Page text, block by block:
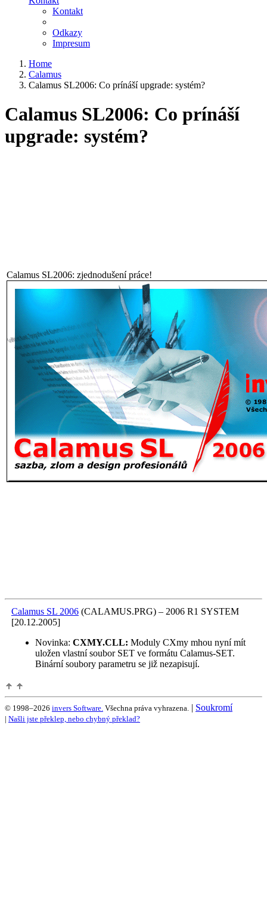
Kontakt
Odkazy
Impresum
Home
Calamus
Calamus SL2006: Co prínáší upgrade: systém?
Calamus SL2006: Co prínáší
upgrade: systém?
Calamus SL2006: zjednodušení práce!
Calamus SL 2006 (CALAMUS.PRG) – 2006 R1 SYSTEM
[20.12.2005]
Novinka: CXMY.CLL: Moduly CXmy mhou nyní mít
uložen vlastní soubor SET ve formátu Calamus-SET.
Binární soubory parametru se již nezapisují.
© 1998–2026 invers Software. Všechna práva vyhrazena. | Soukromí
| Našli jste překlep, nebo chybný překlad?